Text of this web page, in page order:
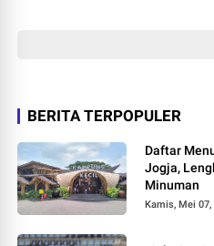
BERITA TERPOPULER
Daftar
Jogja,
Minuman
Kamis, Mei 07,